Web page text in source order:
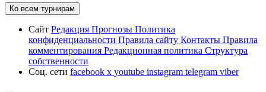
Ко всем турнирам
Сайт Редакция Прогнозы Политика
конфиденциальности Правила сайту Контакты Правила
комментирования Редакционная политика Структура
собственности
Соц. сети facebook x youtube instagram telegram viber